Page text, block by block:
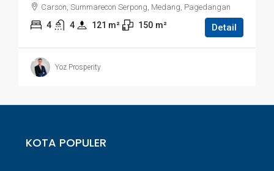
Carson, Summarecon Serpong, Medang, Pagedangan
4 4 121 m² 150 m² Detail
Yoz Prosperity
KOTA POPULER